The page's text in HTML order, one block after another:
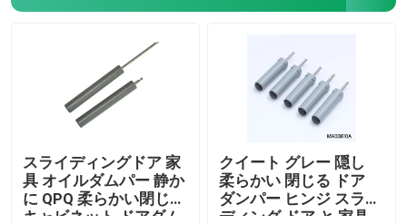
スライディングドア 家
具 オイルダムパー 静か
に QPQ 柔らかい閉じる
キャビネット ドアダム
クイート グレー 隠し
柔らかい 閉じる ドア
ダンパー ヒンジ スライ
ディング ドア と 家具